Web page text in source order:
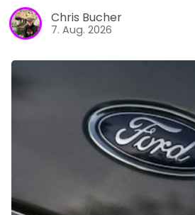
Chris Bucher
7. Aug. 2026